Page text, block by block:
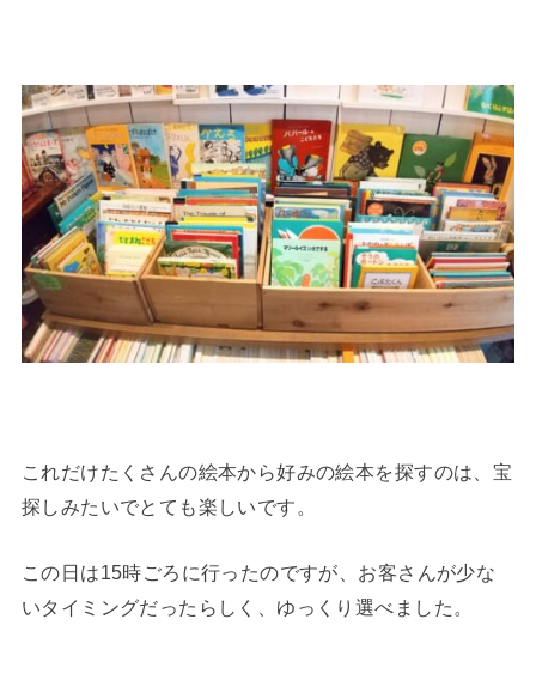
これだけたくさんの絵本から好みの絵本を探すのは、宝
探しみたいでとても楽しいです。
この日は15時ごろに行ったのですが、お客さんが少な
いタイミングだったらしく、ゆっくり選べました。